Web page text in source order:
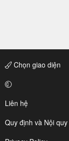
Chọn giao diện
Liên hệ
Quy định và Nội quy